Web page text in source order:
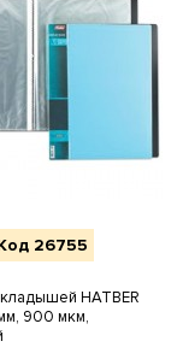
26755
HATBER
900 мкм,